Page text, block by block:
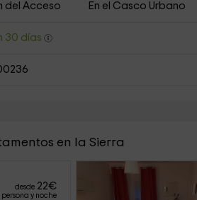
del Acceso En el Casco Urbano
30 días
en la Sierra
desde 22€
persona y noche